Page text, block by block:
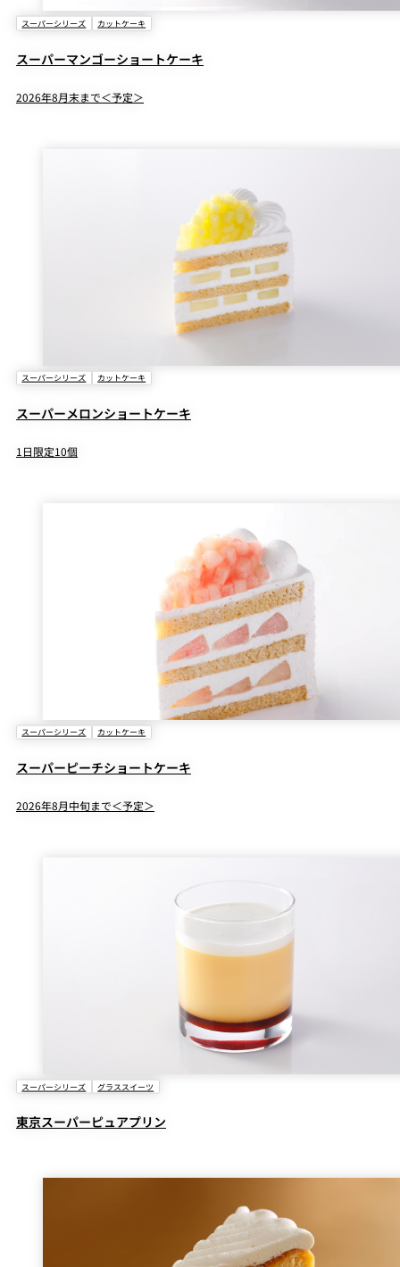
スーパーシリーズ カットケーキ
スーパーマンゴーショートケーキ
2026年8月末まで＜予定＞
スーパーシリーズ カットケーキ
スーパーメロンショートケーキ
1日限定10個
スーパーシリーズ カットケーキ
スーパーピーチショートケーキ
2026年8月中旬まで＜予定＞
スーパーシリーズ グラススイーツ
東京スーパーピュアプリン